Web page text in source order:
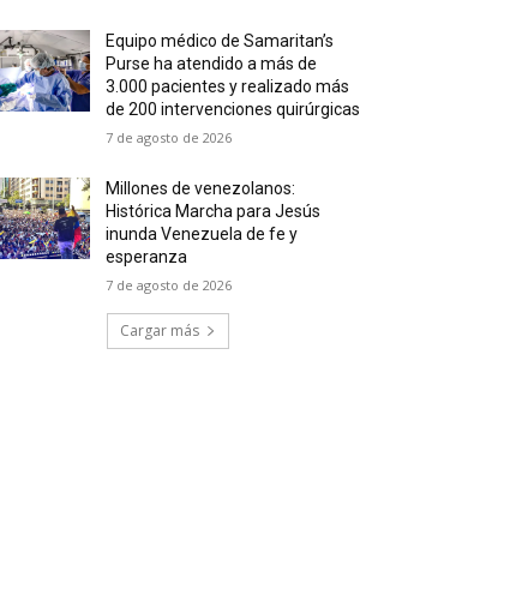
Equipo médico de Samaritan’s
Purse ha atendido a más de
3.000 pacientes y realizado más
de 200 intervenciones quirúrgicas
7 de agosto de 2026
Millones de venezolanos:
Histórica Marcha para Jesús
inunda Venezuela de fe y
esperanza
7 de agosto de 2026
Cargar más